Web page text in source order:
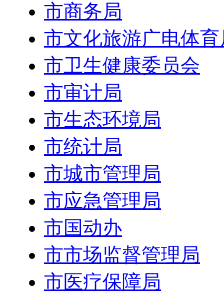
市商务局
市文化旅游广电体育
市卫生健康委员会
市审计局
市生态环境局
市统计局
市城市管理局
市应急管理局
市国动办
市市场监督管理局
市医疗保障局